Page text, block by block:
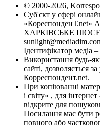
© 2000-2026,
Суб'єкт у сфері
«КореспонденТ.net»
ХАРКІВСЬКЕ ШОСЕ,
Ідентифікатор медіа
Використання будь-
сайті, дозволяється
Корреспондент.net.
При копіюванні
і світу» , для
відкрите для
Посилання має бути
повного або